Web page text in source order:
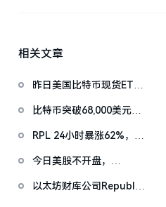
相关文章
昨日美国比特币现货ETF
坊ETF净流出4180万美元
比特币突破68,000美元，
RPL 24小时暴涨62%，将
今日美股不开盘，
明日公布上周增持情况
以太坊财库公司Republic